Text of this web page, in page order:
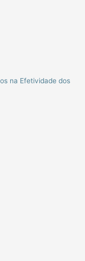
na Efetividade dos